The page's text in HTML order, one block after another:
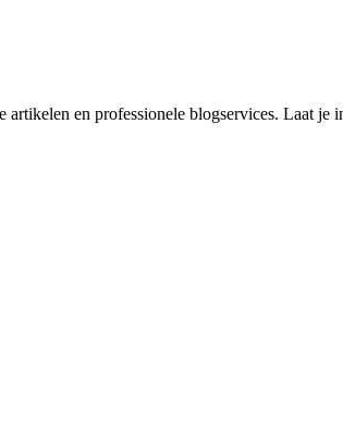
en professionele blogservices. Laat je